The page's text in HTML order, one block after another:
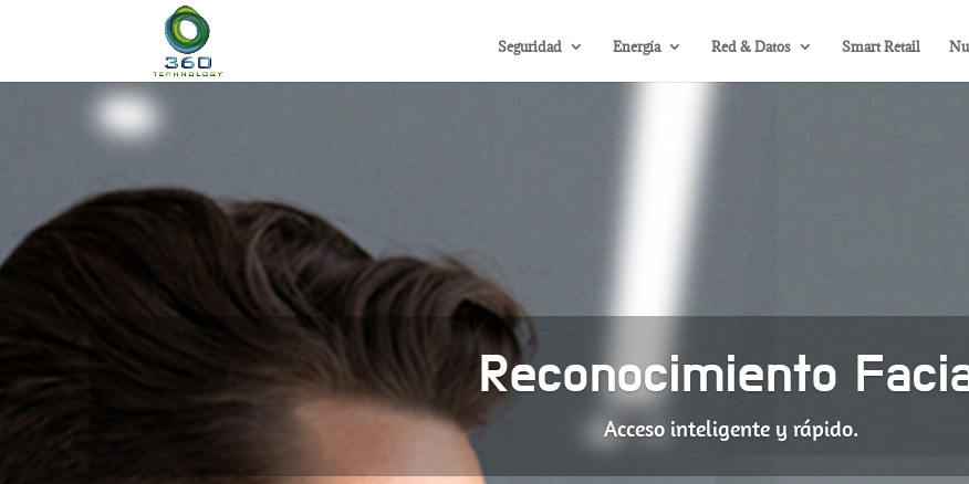
Seguridad Energía Red & Datos Smart Retail
Reconocimiento
Acceso inteligente y rápido.